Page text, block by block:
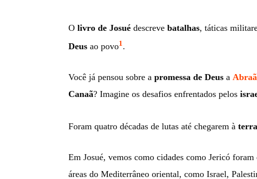
O livro de Josué descreve batalhas, táticas
Deus ao povo1 .
Você já pensou sobre a promessa de Deus a
Canaã? Imagine os desafios enfrentados pelos
Foram quatro décadas de lutas até chegarem à
Em Josué, vemos como cidades como Jericó foram
áreas do Mediterrâneo oriental, como Israel,